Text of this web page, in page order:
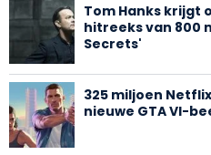
Tom Hanks krijgt
hitreeks van 800
Secrets'
325 miljoen
nieuwe GTA VI-